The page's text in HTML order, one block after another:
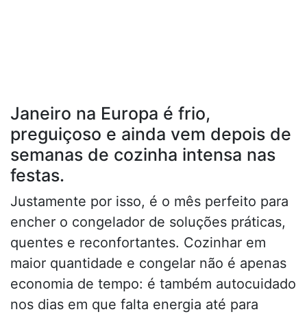
Janeiro na Europa é frio,
preguiçoso e ainda vem depois de
semanas de cozinha intensa nas
festas.
Justamente por isso, é o mês perfeito para
encher o congelador de soluções práticas,
quentes e reconfortantes. Cozinhar em
maior quantidade e congelar não é apenas
economia de tempo: é também autocuidado
nos dias em que falta energia até para